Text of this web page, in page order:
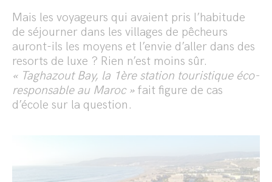
Mais les voyageurs qui avaient pris l’habitude
de séjourner dans les villages de pêcheurs
auront-ils les moyens et l’envie d’aller dans des
resorts de luxe ? Rien n’est moins sûr.
« Taghazout Bay, la 1ère station touristique éco-
responsable au Maroc »fait figure de cas
d’école sur la question.